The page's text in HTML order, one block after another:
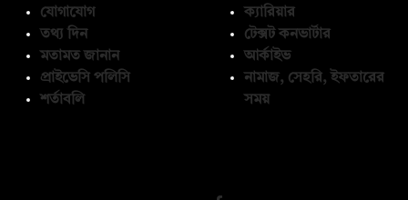
যোগাযোগ
তথ্য দিন
মতামত জানান
প্রাইভেসি পলিসি
শর্তাবলি
ক্যারিয়ার
টেক্সট কনভার্টার
আর্কাইভ
নামাজ, সেহরি, ইফতারের
সময়